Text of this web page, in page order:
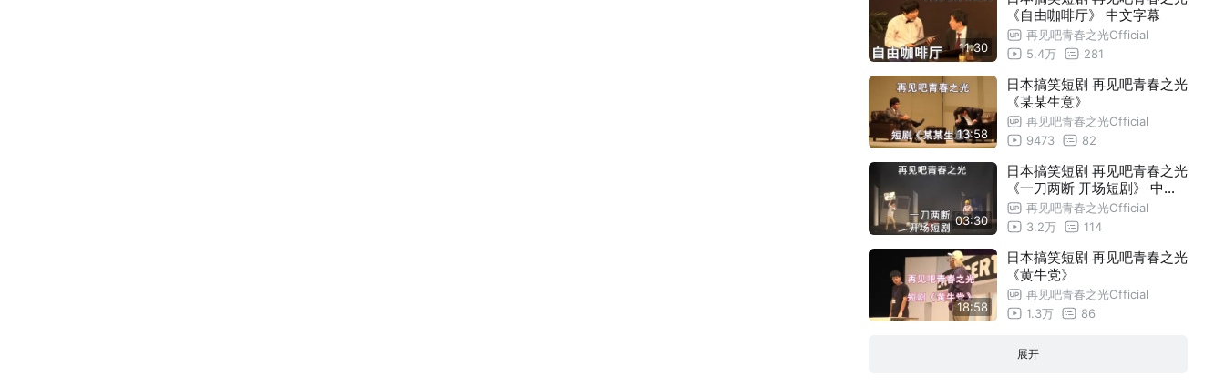
11:30
《自由咖啡厅》 中文字幕
再见吧青春之光Official
5.4万
281
13:58
日本搞笑短剧 再见吧青春之光
《某某生意》
再见吧青春之光Official
9473
82
03:30
日本搞笑短剧 再见吧青春之光
《一刀两断 开场短剧》 中文
字幕再见吧青春之光Official
3.2万
114
18:58
日本搞笑短剧 再见吧青春之光
《黄牛党》
再见吧青春之光Official
1.3万
86
展开